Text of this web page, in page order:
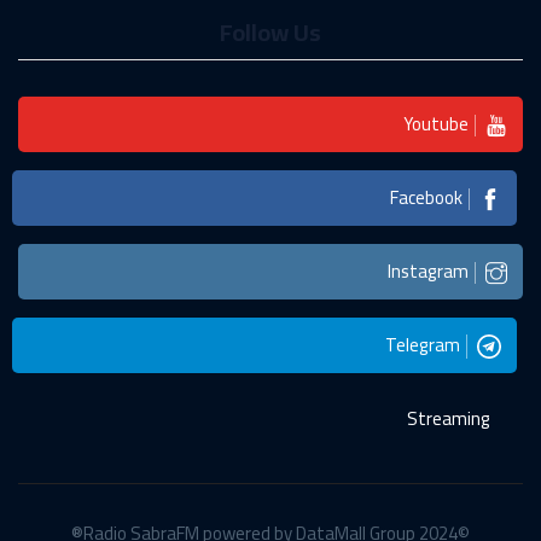
Youtube
Facebook
Instagram
Telegram
Streaming
©2024 Radio SabraFM powered by DataMall Group®